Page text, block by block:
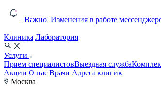
Важно! Изменения в работе
Клиника Лаборатория
Услуги
Прием специалистовВыездная служба
Акции О нас Врачи Адреса клиник
Москва